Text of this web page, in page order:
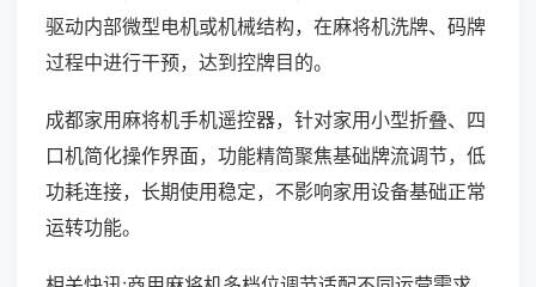
驱动内部微型电机或机械结构，在麻将机洗牌、码牌
过程中进行干预，达到控牌目的。
成都家用麻将机手机遥控器，针对家用小型折叠、四
口机简化操作界面，功能精简聚焦基础牌流调节，低
功耗连接，长期使用稳定，不影响家用设备基础正常
运转功能。